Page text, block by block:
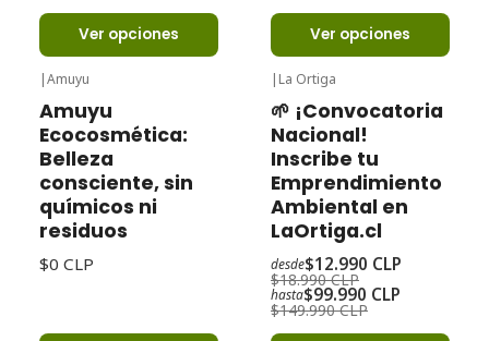
Ver opciones Ver opciones
|Amuyu
Amuyu
Ecocosmética:
Belleza
consciente, sin
químicos ni
residuos
$0 CLP
| La Ortiga
🌱 ¡Convocatoria
Nacional!
Inscribe tu
Emprendimiento
Ambiental en
LaOrtiga.cl
desde$12.990 CLP
$18.990 CLP
hasta$99.990 CLP
$149.990 CLP